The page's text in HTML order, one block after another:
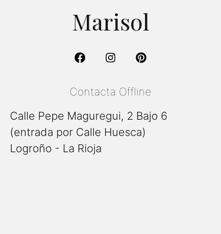
Marisol
Contacta Offline
Calle Pepe Maguregui, 2 Bajo 6
(entrada por Calle Huesca)
Logroño - La Rioja